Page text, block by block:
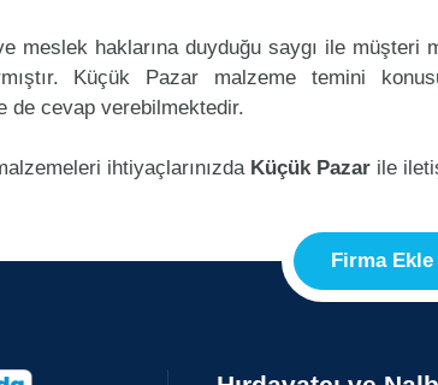
meslek haklarına duyduğu saygı ile müşteri
Küçük Pazar malzeme temini
de cevap verebilmektedir.
ihtiyaçlarınızda Küçük Pazar ile
Firma Ekle